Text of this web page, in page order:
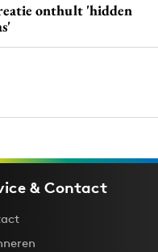
onthult 'hidden
& Contact